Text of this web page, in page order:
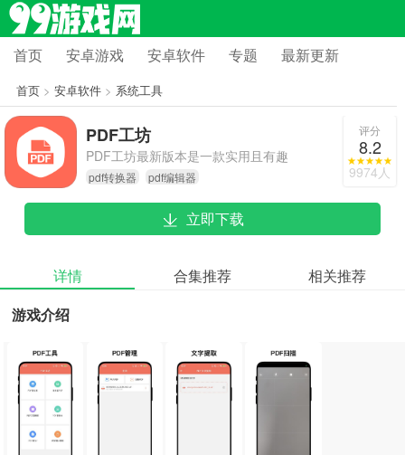
首页 安卓游戏 安卓软件 专题 最新更新
首页> 安卓软件> 系统工具
PDF工坊
PDF工坊最新版本是一款实用且有趣
的PDF文件管理工具，支持多功能的
PDF编辑与格式转换处理。该软件提
供的所有PDF工具均为免费，不存在
简约大方；有需要的用户可直接在本
pdf转换器 pdf编辑器
评分
8.2
9974人
立即下载
详情 合集推荐
相关推荐
游戏介绍